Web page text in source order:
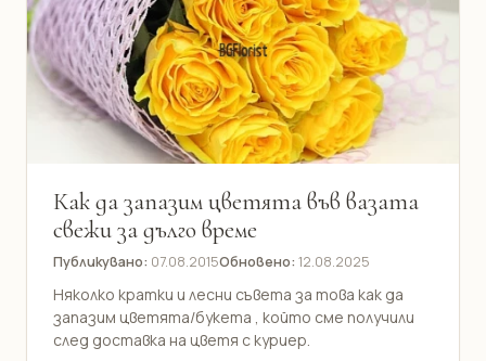
Как да запазим цветята във вазата
свежи за дълго време
Публикувано: 07.08.2015Обновено: 12.08.2025
Няколко кратки и лесни съвета за това как да
запазим цветята/букета , който сме получили
след доставка на цветя с куриер.